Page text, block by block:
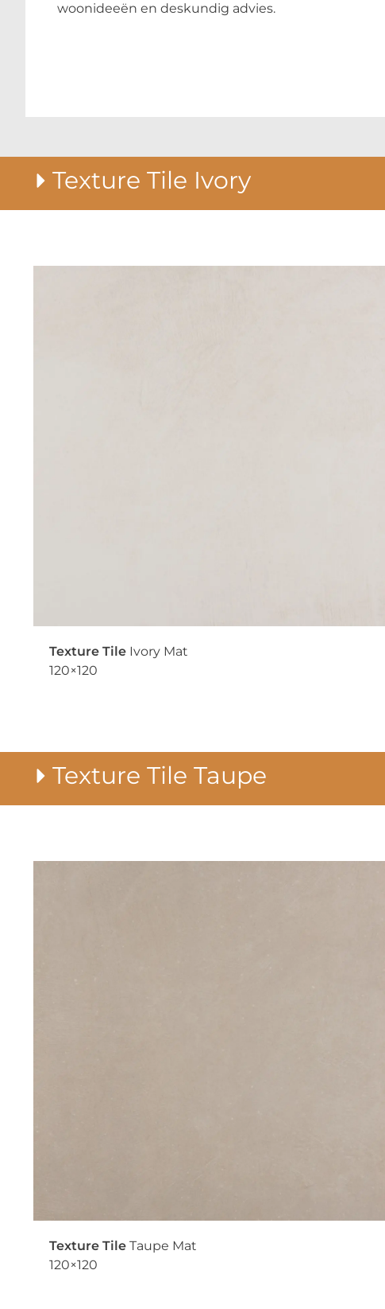
woonideeën en deskundig advies.
Texture Tile Ivory
Texture Tile Ivory Mat
120×120
Texture Tile Taupe
Texture Tile Taupe Mat
120×120